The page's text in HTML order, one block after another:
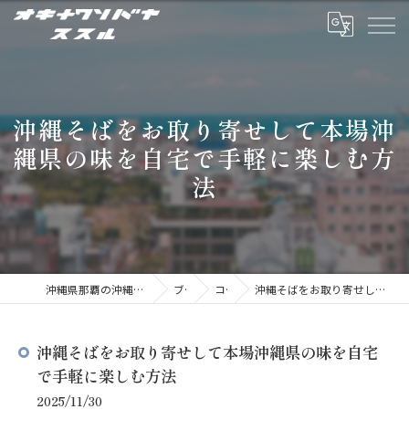
沖縄そばをお取り寄せして本場沖
縄県の味を自宅で手軽に楽しむ方
法
沖縄県那覇の沖縄そばならオキナワソバヤ ススル ブログ コラム 沖縄そばをお取り寄せして本場沖縄県の味を自宅で手軽に楽しむ方法
沖縄そばをお取り寄せして本場沖縄県の味を自宅
で手軽に楽しむ方法
2025/11/30